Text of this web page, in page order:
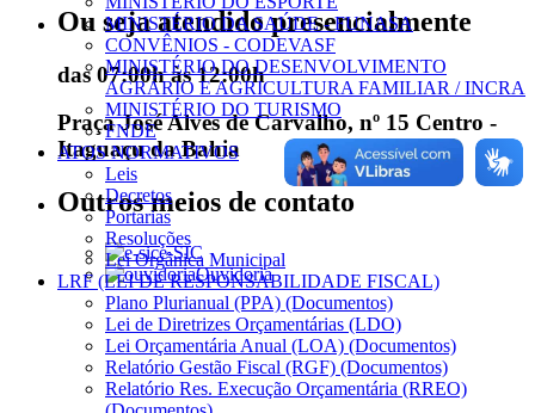
Ou seja atendido presencialmente
das 07:00h às 12:00h
Praça José Alves de Carvalho, nº 15 Centro -
Itaguaçu da Bahia
Outros meios de contato
e-SIC
Ouvidoria
MINISTÉRIO DA SAÚDE - FUNASA
CONVÊNIOS - CODEVASF
MINISTÉRIO DO DESENVOLVIMENTO
AGRÁRIO E AGRICULTURA FAMILIAR / INCRA
MINISTÉRIO DO TURISMO
FNDE
ATOS NORMATIVOS
Leis
Decretos
Portarias
Resoluções
Lei Orgânica Municipal
LRF (LEI DE RESPONSABILIDADE FISCAL)
Plano Plurianual (PPA) (Documentos)
Lei de Diretrizes Orçamentárias (LDO)
Lei Orçamentária Anual (LOA) (Documentos)
Relatório Gestão Fiscal (RGF) (Documentos)
Relatório Res. Execução Orçamentária (RREO)